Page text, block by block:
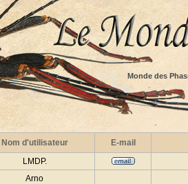
Monde des
Nom d'utilisateur
E-mail
LMDP.
Arno